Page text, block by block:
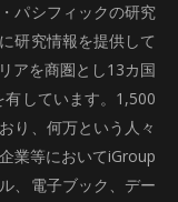
パシフィックの研究
研究情報を提供して
アを商圏とし13カ国
しています。1,500
り、何万という人々
業等においてiGroup
、電子ブック、デー